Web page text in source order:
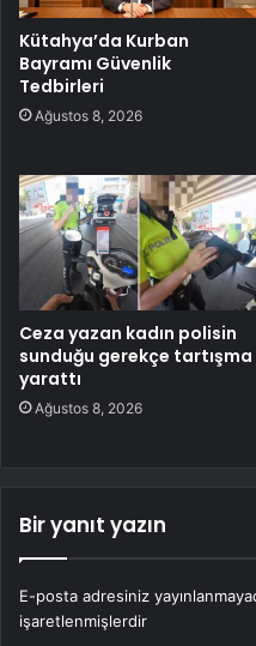
Kütahya’da Kurban
Bayramı Güvenlik
Tedbirleri
Ağustos 8, 2026
Ceza yazan kadın polisin
sunduğu gerekçe tartışma
yarattı
Ağustos 8, 2026
Bir yanıt yazın
E-posta adresiniz
işaretlenmişlerdir